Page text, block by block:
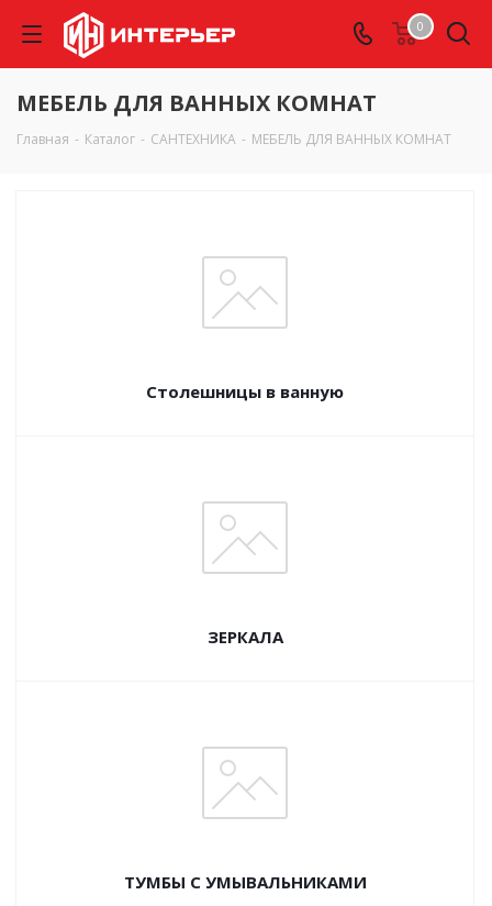
0
МЕБЕЛЬ ДЛЯ ВАННЫХ КОМНАТ
Главная - Каталог - САНТЕХНИКА - МЕБЕЛЬ ДЛЯ ВАННЫХ КОМНАТ
Столешницы в ванную
ЗЕРКАЛА
ТУМБЫ С УМЫВАЛЬНИКАМИ